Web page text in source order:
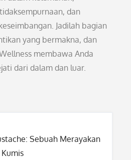
dan
Jadilah bagian
yang bermakna, dan
membawa Anda
dari dalam dan luar.
Sebuah Merayakan